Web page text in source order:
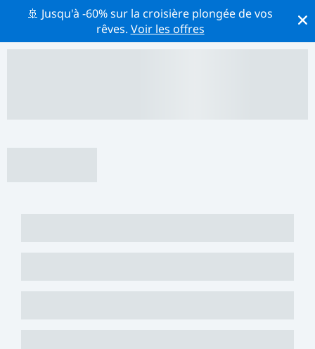
🚢 Jusqu'à -60% sur la croisière plongée de vos
rêves. Voir les offres